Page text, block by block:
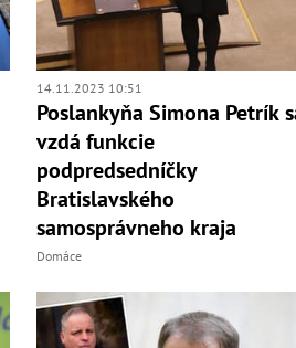
14.11.2023 10:51
Poslankyňa Simona Petrík
vzdá funkcie
podpredsedníčky
Bratislavského
samosprávneho kraja
Domáce